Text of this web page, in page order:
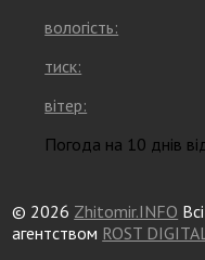
вологість:
тиск:
вітер:
Погода на 10 днів
© 2026 Zhitomir.INFO
агентством ROST DIGITAL